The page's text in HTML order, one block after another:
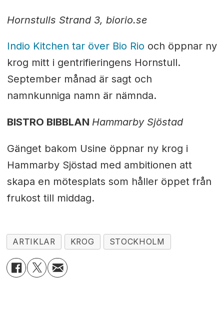
Hornstulls Strand 3, biorio.se
Indio Kitchen tar över Bio Rio och öppnar ny
krog mitt i gentrifieringens Hornstull.
September månad är sagt och
namnkunniga namn är nämnda.
BISTRO BIBBLAN Hammarby Sjöstad
Gänget bakom Usine öppnar ny krog i
Hammarby Sjöstad med ambitionen att
skapa en mötesplats som håller öppet från
frukost till middag.
ARTIKLAR KROG STOCKHOLM